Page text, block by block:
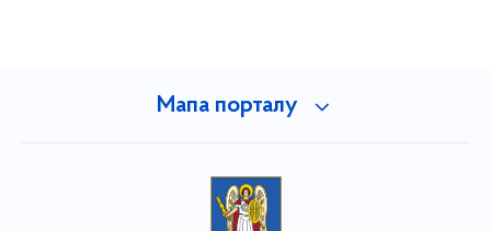
Мапа порталу